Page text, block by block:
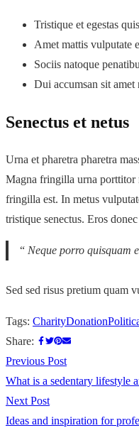
Tristique et egestas
Amet mattis vulputate
Sociis natoque
Dui accumsan sit
Senectus et netus
Urna et pharetra pharetra
Magna fringilla urna porttitor
fringilla est. In metus
tristique senectus. Eros
“ Neque porro quisquam
Sed sed risus pretium quam
Tags: CharityDonation
Share:
Previous Post
What is a sedentary lifestyle
Next Post
Ideas and inspiration for